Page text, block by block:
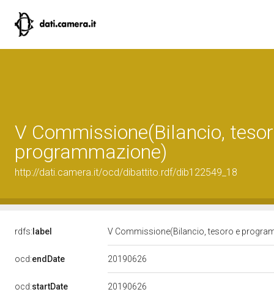
V Commissione(Bilancio,
programmazione)
http://dati.camera.it/ocd/dibattito.rdf/dib122549_18
rdfs: label V Commissione(Bilancio, tesoro e
ocd:endDate 20190626
ocd:startDate 20190626